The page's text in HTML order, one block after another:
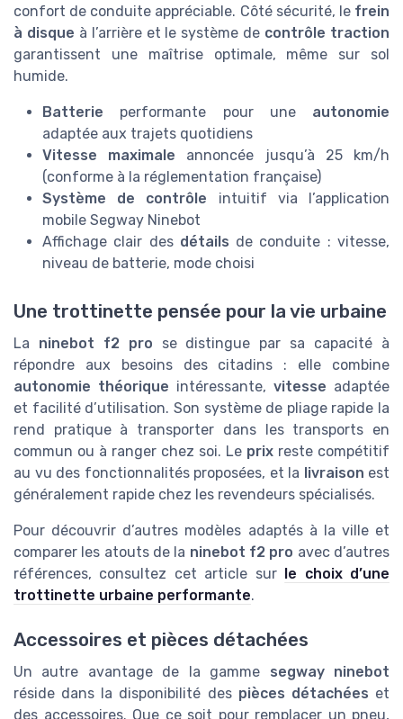
confort de conduite appréciable. Côté sécurité, le frein
à disque à l’arrière et le système de contrôle traction
garantissent une maîtrise optimale, même sur sol
humide.
Batterie performante pour une autonomie
adaptée aux trajets quotidiens
Vitesse maximale annoncée jusqu’à 25 km/h
(conforme à la réglementation française)
Système de contrôle intuitif via l’application
mobile Segway Ninebot
Affichage clair des détails de conduite : vitesse,
niveau de batterie, mode choisi
Une trottinette pensée pour la vie urbaine
La ninebot f2 pro se distingue par sa capacité à
répondre aux besoins des citadins : elle combine
autonomie théorique intéressante, vitesse adaptée
et facilité d’utilisation. Son système de pliage rapide la
rend pratique à transporter dans les transports en
commun ou à ranger chez soi. Le prix reste compétitif
au vu des fonctionnalités proposées, et la livraison est
généralement rapide chez les revendeurs spécialisés.
Pour découvrir d’autres modèles adaptés à la ville et
comparer les atouts de la ninebot f2 pro avec d’autres
références, consultez cet article sur
le choix d’une
trottinette urbaine performante.
Accessoires et pièces détachées
Un autre avantage de la gamme segway ninebot
réside dans la disponibilité des pièces détachées et
des accessoires. Que ce soit pour remplacer un pneu,